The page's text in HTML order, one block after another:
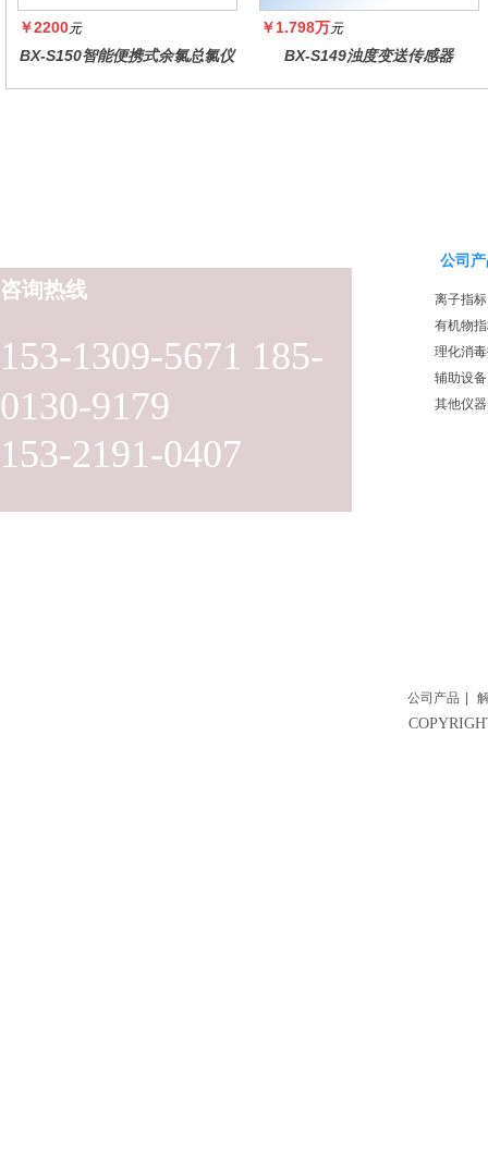
￥2200元
BX-S150智能便携式余氯总氯仪
￥1.798万元
BX-S149浊度变送传感器
153-1309-5671 185-
0130-9179
153-2191-0407
咨询热线
公司
离子指标
有机物
理化消
辅助设备
其他仪器
公司产品